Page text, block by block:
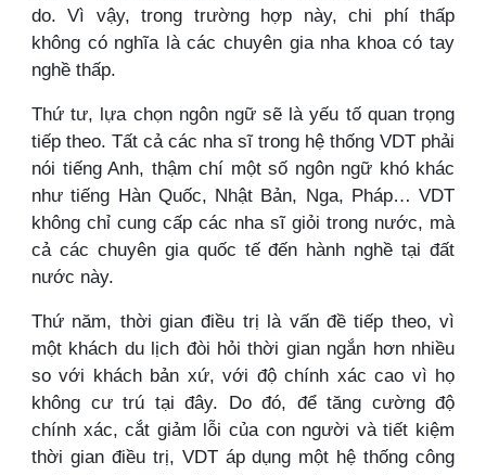
do. Vì vậy, trong trường hợp này, chi phí thấp
không có nghĩa là các chuyên gia nha khoa có tay
nghề thấp.
Thứ tư, lựa chọn ngôn ngữ sẽ là yếu tố quan trọng
tiếp theo. Tất cả các nha sĩ trong hệ thống VDT phải
nói tiếng Anh, thậm chí một số ngôn ngữ khó khác
như tiếng Hàn Quốc, Nhật Bản, Nga, Pháp… VDT
không chỉ cung cấp các nha sĩ giỏi trong nước, mà
cả các chuyên gia quốc tế đến hành nghề tại đất
nước này.
Thứ năm, thời gian điều trị là vấn đề tiếp theo, vì
một khách du lịch đòi hỏi thời gian ngắn hơn nhiều
so với khách bản xứ, với độ chính xác cao vì họ
không cư trú tại đây. Do đó, để tăng cường độ
chính xác, cắt giảm lỗi của con người và tiết kiệm
thời gian điều trị, VDT áp dụng một hệ thống công